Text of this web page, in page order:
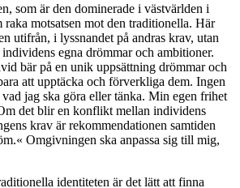
som är den dominerade i västvärlden i
raka motsatsen mot den traditionella. Här
utifrån, i lyssnandet på andras krav, utan
egna drömmar och ambitioner.
bär på en unik uppsättning drömmar och
att upptäcka och förverkliga dem. Ingen
jag ska göra eller tänka. Min egen frihet
det blir en konflikt mellan individens
krav är rekommendationen samtiden
Omgivningen ska anpassa sig till mig,
identiteten är det lätt att finna